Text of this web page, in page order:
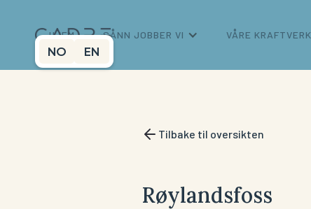
NO EN
HJEM SÅNN JOBBER VI VÅRE KRAFTVERK
Tilbake til oversikten
Røylandsfoss